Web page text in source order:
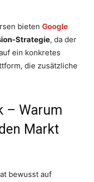
bieten Google
Strategie, da der
ein konkretes
die zusätzliche
– Warum
Markt
bewusst auf